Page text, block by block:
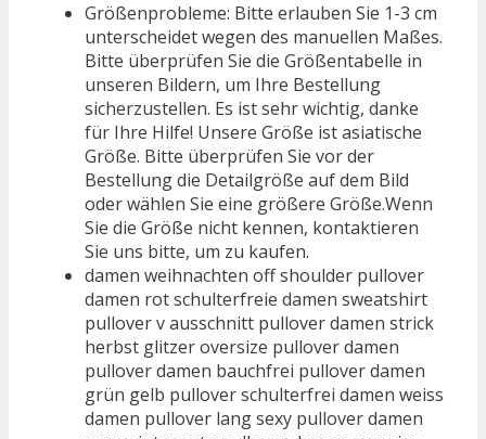
Größenprobleme: Bitte erlauben Sie 1-3 cm
unterscheidet wegen des manuellen Maßes.
Bitte überprüfen Sie die Größentabelle in
unseren Bildern, um Ihre Bestellung
sicherzustellen. Es ist sehr wichtig, danke
für Ihre Hilfe! Unsere Größe ist asiatische
Größe. Bitte überprüfen Sie vor der
Bestellung die Detailgröße auf dem Bild
oder wählen Sie eine größere Größe.Wenn
Sie die Größe nicht kennen, kontaktieren
Sie uns bitte, um zu kaufen.
damen weihnachten off shoulder pullover
damen rot schulterfreie damen sweatshirt
pullover v ausschnitt pullover damen strick
herbst glitzer oversize pullover damen
pullover damen bauchfrei pullover damen
grün gelb pullover schulterfrei damen weiss
damen pullover lang sexy pullover damen